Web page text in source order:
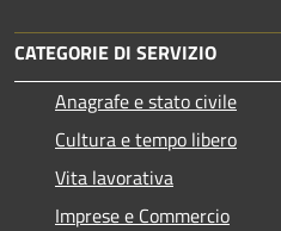
CATEGORIE DI SERVIZIO
Anagrafe e stato civile
Cultura e tempo libero
Vita lavorativa
Imprese e Commercio